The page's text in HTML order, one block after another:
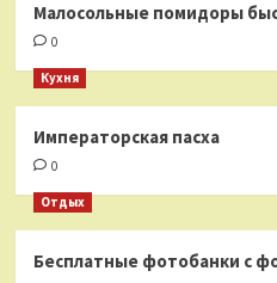
Малосольные помидоры
0
Кухня
Императорская пасха
0
Отдых
Бесплатные фотобанки с